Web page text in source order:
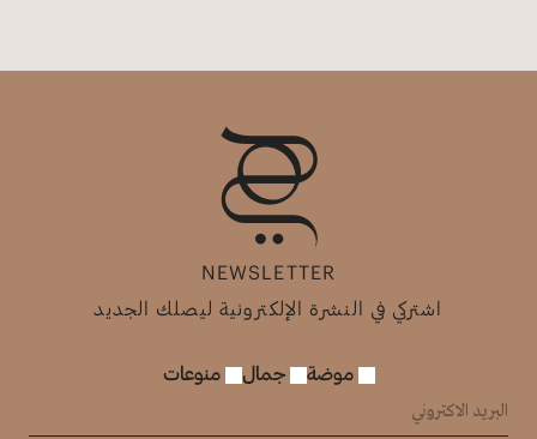
NEWSLETTER
اشتركي في النشرة الإلكترونية ليصلك الجديد
موضة جمال منوعات